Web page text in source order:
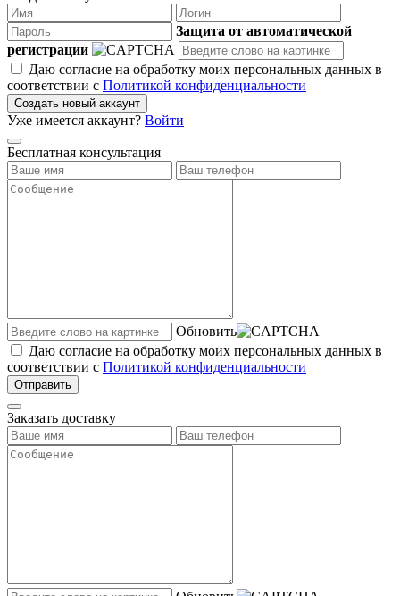
Защита от автоматической
регистрации
Даю согласие на обработку моих персональных данных в
соответствии с Политикой конфиденциальности
Создать новый аккаунт
Уже имеется аккаунт? Войти
Бесплатная консультация
Обновить
Даю согласие на обработку моих персональных данных в
соответствии с Политикой конфиденциальности
Отправить
Заказать доставку